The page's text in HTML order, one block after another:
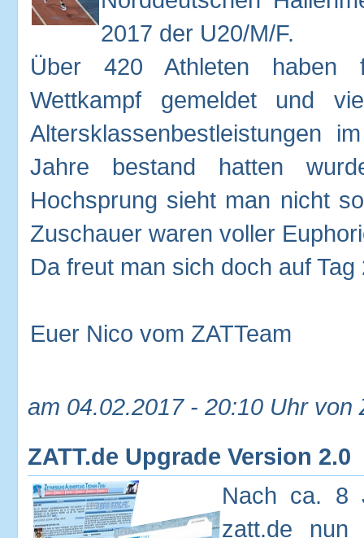
2017 der U20/M/F.
Über 420 Athleten haben
Wettkampf gemeldet und
Altersklassenbestleistungen
Jahre bestand hatten
Hochsprung sieht man nicht
Zuschauer waren voller
Da freut man sich doch auf
Euer Nico vom ZATTeam
am 04.02.2017 - 20:10 Uhr von
ZATT.de Upgrade Version 2.0
Nach ca. 8
zatt.de nun